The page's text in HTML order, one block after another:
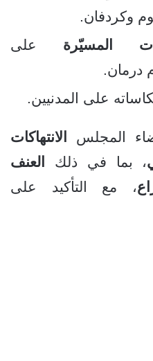
وكردفان.
المسيّرة على
درمان.
على المدنيين.
المجلس الانتهاكات
، بما في ذلك العنف
، مع التأكيد على